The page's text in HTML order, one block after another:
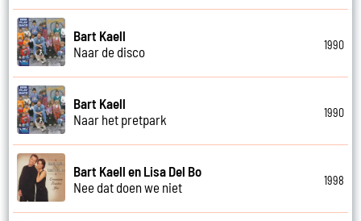
Bart Kaell
Naar de disco
1990
Bart Kaell
Naar het pretpark
1990
Bart Kaell en Lisa Del Bo
Nee dat doen we niet
1998